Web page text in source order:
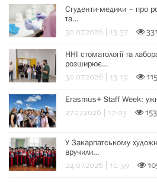
Студенти-медики – про
та…
30.07.2026 | 13:37 331
ННІ стоматології та
розширює…
30.07.2026 | 13:19 115
Erasmus+ Staff Week:
27.07.2026 | 17:03 153
У Закарпатському
вручили…
24.07.2026 | 10:39